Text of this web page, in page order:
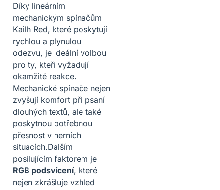
Díky lineárním
mechanickým spínačům
Kailh Red, které poskytují
rychlou a plynulou
odezvu, je ideální volbou
pro ty, kteří vyžadují
okamžité reakce.
Mechanické spínače nejen
zvyšují komfort při psaní
dlouhých textů, ale také
poskytnou potřebnou
přesnost v herních
situacích.Dalším
posilujícím faktorem je
RGB podsvícení, které
nejen zkrášluje vzhled